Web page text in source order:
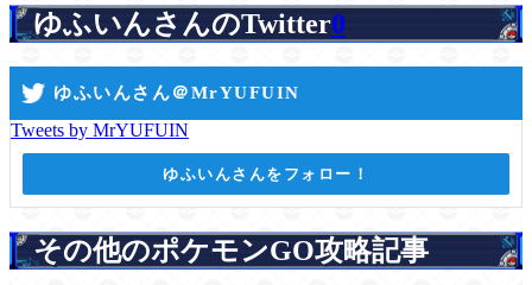
ゆふいんさんのTwitter0
ゆふいんさん＠MrYUFUIN
Tweets by MrYUFUIN
ゆふいんさんをフォロー！
その他のポケモンGO攻略記事